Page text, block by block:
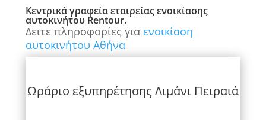
Κεντρικά γραφεία εταιρείας ενοικίασης
αυτοκινήτου Rentour.
Δειτε πληροφορίες για ενοικίαση
αυτοκινήτου Αθήνα
Ωράριο εξυπηρέτησης Λιμάνι Πειραιά